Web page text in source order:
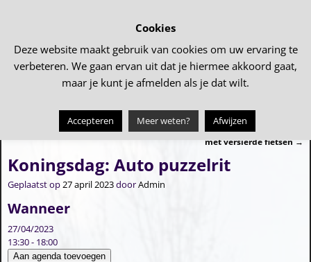
Bericht navigatie
Koningsdag: Vlag hijsen, optocht
met versierde fietsen→
Koningsdag: Auto puzzelrit
Geplaatst op27 april 2023doorAdmin
Wanneer
27/04/2023
13:30 - 18:00
Aan agenda toevoegen
Cookies
Deze website maakt gebruik van cookies om uw ervaring te
verbeteren. We gaan ervan uit dat je hiermee akkoord gaat,
maar je kunt je afmelden als je dat wilt.
Accepteren Meer weten? Afwijzen